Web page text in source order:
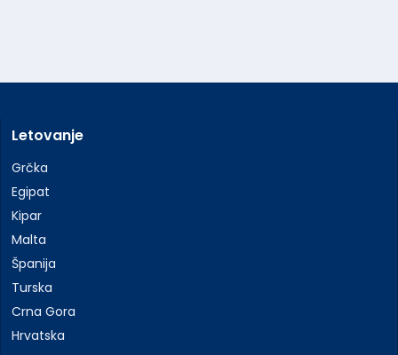
Letovanje
Grčka
Egipat
Kipar
Malta
Španija
Turska
Crna Gora
Hrvatska